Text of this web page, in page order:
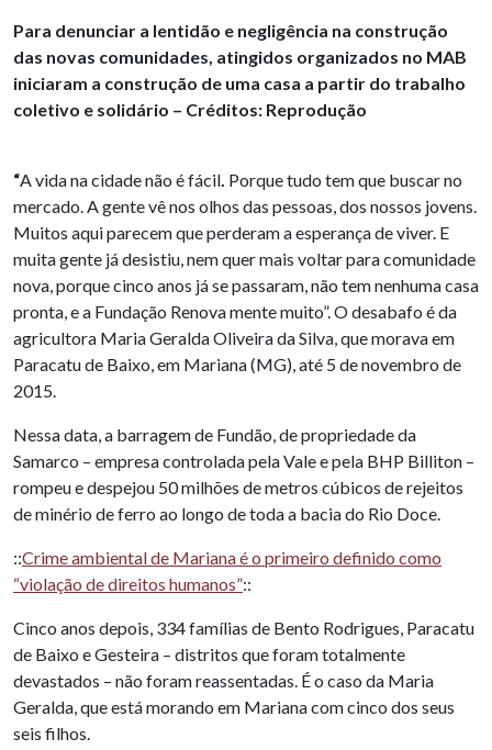
Para denunciar a lentidão e negligência na construção
das novas comunidades, atingidos organizados no MAB
iniciaram a construção de uma casa a partir do trabalho
coletivo e solidário – Créditos: Reprodução
“A vida na cidade não é fácil. Porque tudo tem que buscar no
mercado. A gente vê nos olhos das pessoas, dos nossos jovens.
Muitos aqui parecem que perderam a esperança de viver. E
muita gente já desistiu, nem quer mais voltar para comunidade
nova, porque cinco anos já se passaram, não tem nenhuma casa
pronta, e a Fundação Renova mente muito”. O desabafo é da
agricultora Maria Geralda Oliveira da Silva, que morava em
Paracatu de Baixo, em Mariana (MG), até 5 de novembro de
2015.
Nessa data, a barragem de Fundão, de propriedade da
Samarco – empresa controlada pela Vale e pela BHP Billiton –
rompeu e despejou 50 milhões de metros cúbicos de rejeitos
de minério de ferro ao longo de toda a bacia do Rio Doce.
::Crime ambiental de Mariana é o primeiro definido como
“violação de direitos humanos”::
Cinco anos depois, 334 famílias de Bento Rodrigues, Paracatu
de Baixo e Gesteira – distritos que foram totalmente
devastados – não foram reassentadas. É o caso da Maria
Geralda, que está morando em Mariana com cinco dos seus
seis filhos.